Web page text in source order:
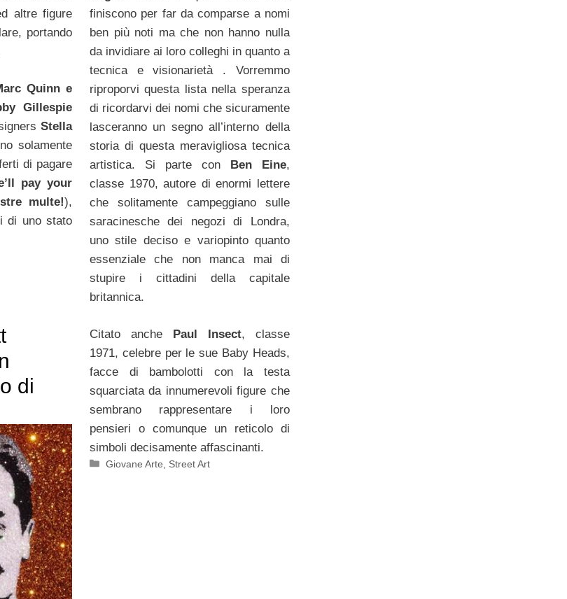
altre figure
portando
Quinn e
Gillespie
Stella
solamente
di pagare
pay your
multe!),
di uno stato
finiscono per far da comparse a nomi
ben più noti ma che non hanno nulla
da invidiare ai loro colleghi in quanto a
tecnica e visionarietà . Vorremmo
riproporvi questa lista nella speranza
di ricordarvi dei nomi che sicuramente
lasceranno un segno all’interno della
storia di questa meravigliosa tecnica
artistica. Si parte con Ben Eine,
classe 1970, autore di enormi lettere
che solitamente campeggiano sulle
saracinesche dei negozi di Londra,
uno stile deciso e variopinto quanto
essenziale che non manca mai di
stupire i cittadini della capitale
britannica.
Citato anche Paul Insect, classe
1971, celebre per le sue Baby Heads,
facce di bambolotti con la testa
squarciata da innumerevoli figure che
sembrano rappresentare i loro
pensieri o comunque un reticolo di
simboli decisamente affascinanti.
Categorie
Giovane Arte Street Art
di